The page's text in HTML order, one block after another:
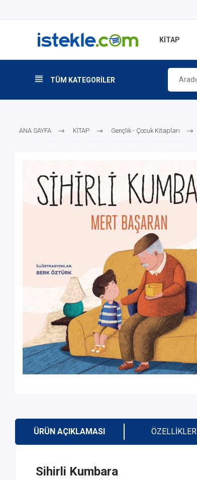
KİTAP
TÜM KATEGORİLER
ANA SAYFA KİTAP Gençlik - Çocuk Kitapları
ÜRÜN AÇIKLAMASI ÖZELLIKLER
Sihirli Kumbara